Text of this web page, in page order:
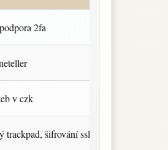
2fa
v czk
trackpad, šifrování ssl